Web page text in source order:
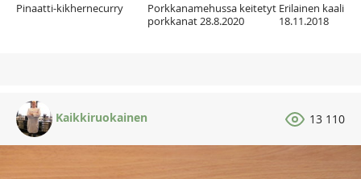
Pinaatti-kikhernecurry
Porkkanamehussa keitetyt
porkkanat 28.8.2020
Erilainen
18.11.2018
Kaikkiruokainen 13 110